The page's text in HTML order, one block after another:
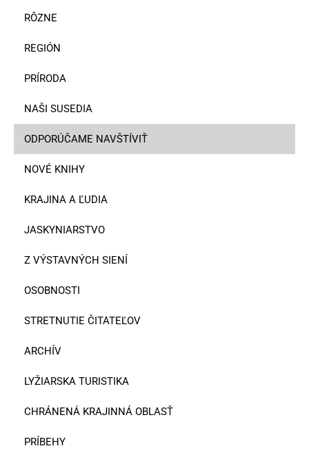
RÔZNE
REGIÓN
PRÍRODA
NAŠI SUSEDIA
ODPORÚČAME NAVŠTÍVIŤ
NOVÉ KNIHY
KRAJINA A ĽUDIA
JASKYNIARSTVO
Z VÝSTAVNÝCH SIENÍ
OSOBNOSTI
STRETNUTIE ČITATEĽOV
ARCHÍV
LYŽIARSKA TURISTIKA
CHRÁNENÁ KRAJINNÁ OBLASŤ
PRÍBEHY